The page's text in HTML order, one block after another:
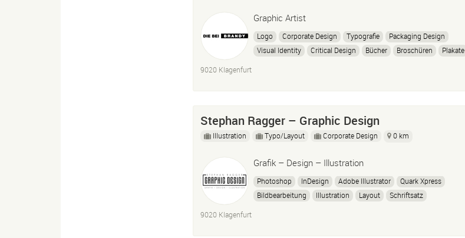
Graphic Artist
Logo Corporate Design Typografie
Packaging Design
Visual Identity
Critical Design Bücher Broschüren Plakate
9020 Klagenfurt
Stephan Ragger – Graphic Design
Illustration Typo/Layout Corporate Design 0 km
Grafik – Design – Illustration
Photoshop InDesign Adobe Illustrator
Quark Xpress
Bildbearbeitung
Illustration Layout Schriftsatz
9020 Klagenfurt